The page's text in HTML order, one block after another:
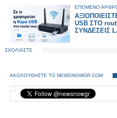
ΕΠΟΜΕΝΟ
USB ΣΤΟ
ΣΥΝΔΕΣΕΙΣ
ΣΧΟΛΙΑΣΤΕ
ΑΚΟΛΟΥΘΗΣΤΕ ΤΟ NEWSNOWGR.COM